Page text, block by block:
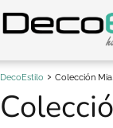
DecoEstilo Colección